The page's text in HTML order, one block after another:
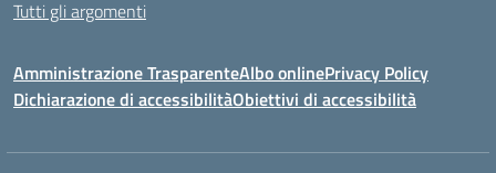
Tutti gli argomenti
Amministrazione TrasparenteAlbo onlinePrivacy Policy
Dichiarazione di accessibilitàObiettivi di accessibilità